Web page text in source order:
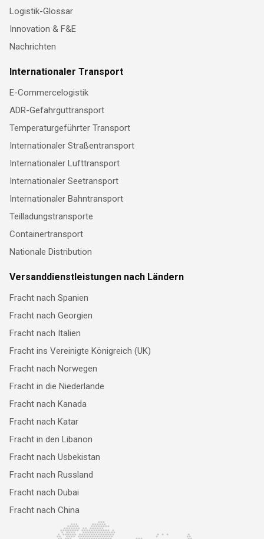
Logistik-Glossar
Innovation & F&E
Nachrichten
Internationaler Transport
E-Commercelogistik
ADR-Gefahrguttransport
Temperaturgeführter Transport
Internationaler Straßentransport
Internationaler Lufttransport
Internationaler Seetransport
Internationaler Bahntransport
Teilladungstransporte
Containertransport
Nationale Distribution
Versanddienstleistungen nach Ländern
Fracht nach Spanien
Fracht nach Georgien
Fracht nach Italien
Fracht ins Vereinigte Königreich (UK)
Fracht nach Norwegen
Fracht in die Niederlande
Fracht nach Kanada
Fracht nach Katar
Fracht in den Libanon
Fracht nach Usbekistan
Fracht nach Russland
Fracht nach Dubai
Fracht nach China